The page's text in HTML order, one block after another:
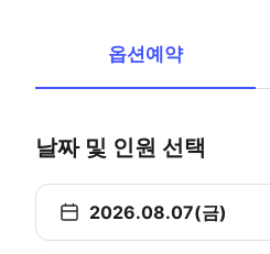
옵션예약
날짜 및 인원 선택
2026.08.07(금)